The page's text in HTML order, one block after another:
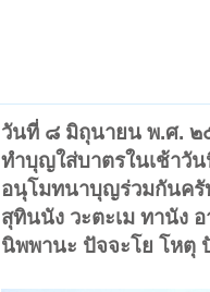
วันที่ ๘ มิถุนายน พ.ศ. ๒
ทำบุญใส่บาตรในเช้าวั
อนุโมทนาบุญร่วมกันครั
สุทินนัง วะตะเม ทานัง
นิพพานะ ปัจจะโย โหตุ